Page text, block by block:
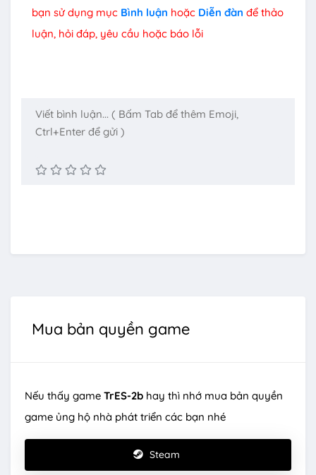
bạn sử dụng mục Bình luận hoặc Diễn đàn để thảo
luận, hỏi đáp, yêu cầu hoặc báo lỗi
Mua bản quyền game
Nếu thấy game TrES-2b hay thì nhớ mua bản quyền
game ủng hộ nhà phát triển các bạn nhé
Steam